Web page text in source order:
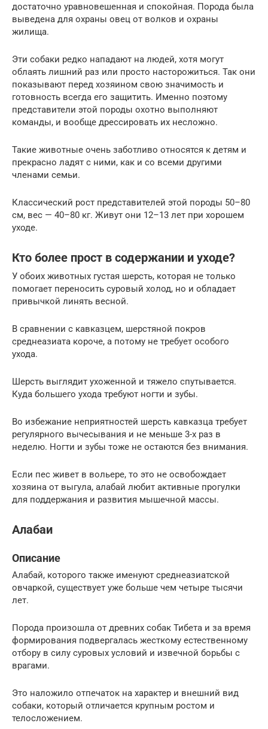
достаточно уравновешенная и спокойная. Порода была
выведена для охраны овец от волков и охраны
жилища.
Эти собаки редко нападают на людей, хотя могут
облаять лишний раз или просто насторожиться. Так они
показывают перед хозяином свою значимость и
готовность всегда его защитить. Именно поэтому
представители этой породы охотно выполняют
команды, и вообще дрессировать их несложно.
Такие животные очень заботливо относятся к детям и
прекрасно ладят с ними, как и со всеми другими
членами семьи.
Классический рост представителей этой породы 50–80
см, вес — 40–80 кг. Живут они 12–13 лет при хорошем
уходе.
Кто более прост в содержании и уходе?
У обоих животных густая шерсть, которая не только
помогает переносить суровый холод, но и обладает
привычкой линять весной.
В сравнении с кавказцем, шерстяной покров
среднеазиата короче, а потому не требует особого
ухода.
Шерсть выглядит ухоженной и тяжело спутывается.
Куда большего ухода требуют ногти и зубы.
Во избежание неприятностей шерсть кавказца требует
регулярного вычесывания и не меньше 3-х раз в
неделю. Ногти и зубы тоже не остаются без внимания.
Если пес живет в вольере, то это не освобождает
хозяина от выгула, алабай любит активные прогулки
для поддержания и развития мышечной массы.
Алабаи
Описание
Алабай, которого также именуют среднеазиатской
овчаркой, существует уже больше чем четыре тысячи
лет.
Порода произошла от древних собак Тибета и за время
формирования подвергалась жесткому естественному
отбору в силу суровых условий и извечной борьбы с
врагами.
Это наложило отпечаток на характер и внешний вид
собаки, который отличается крупным ростом и
телосложением.